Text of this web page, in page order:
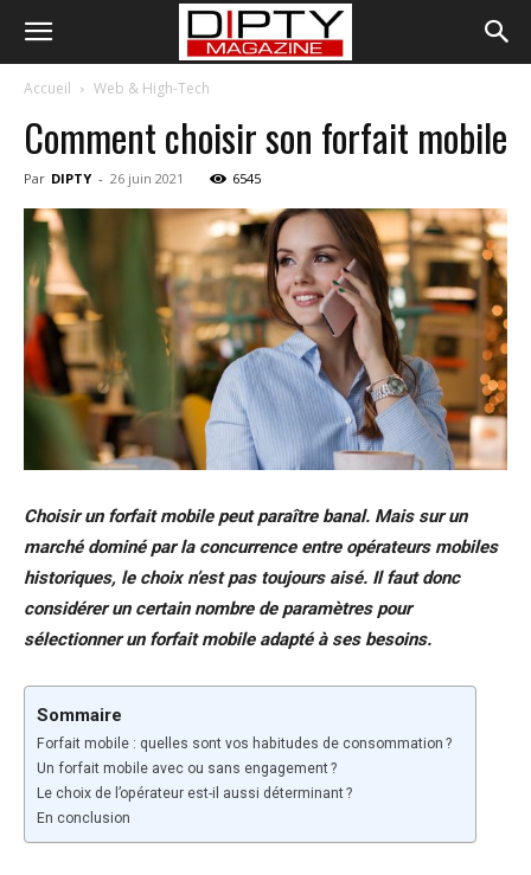
Accueil Web & High-Tech
Comment choisir son forfait mobile
Par DIPTY - 26 juin 2021 6545
Choisir un forfait mobile peut paraître banal. Mais sur un
marché dominé par la concurrence entre opérateurs mobiles
historiques, le choix n’est pas toujours aisé. Il faut donc
considérer un certain nombre de paramètres pour
sélectionner un forfait mobile adapté à ses besoins.
Sommaire
Forfait mobile : quelles sont vos habitudes de consommation ?
Un forfait mobile avec ou sans engagement ?
Le choix de l’opérateur est-il aussi déterminant ?
En conclusion